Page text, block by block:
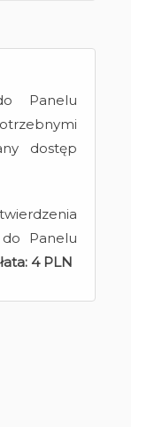
Panelu
dostęp
Panelu
4 PLN